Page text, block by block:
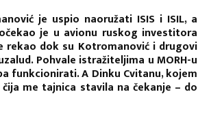
je uspio naoružati ISIS i ISIL, a
je u avionu ruskog investitora
rekao dok su Kotromanović i drugovi
Pohvale istražiteljima u MORH-u
funkcionirati. A Dinku Cvitanu, kojem
me tajnica stavila na čekanje – do